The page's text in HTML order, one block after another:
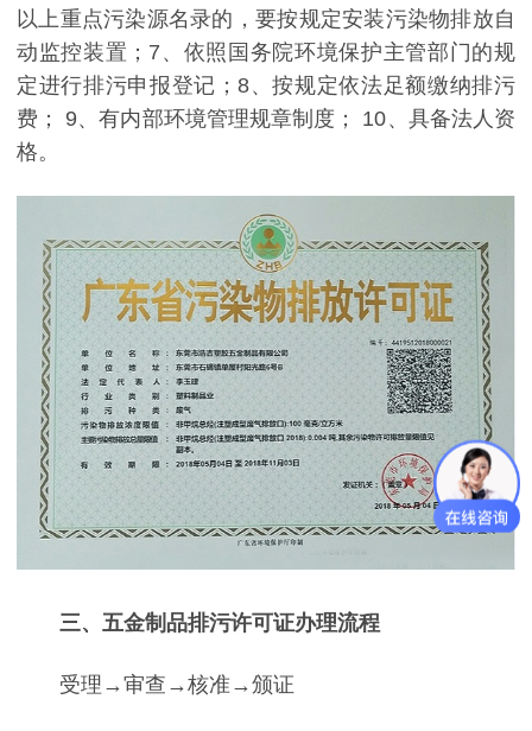
以上重点污染源名录的，要按规定安装污染物排放自
动监控装置； 7、依照国务院环境保护主管部门的规
定进行排污申报登记； 8、按规定依法足额缴纳排污
费；
9、有内部环境管理规章制度；
10、具备法人资
格。
三、五金制品排污许可证办理流程
受理→审查 →核准→颁证